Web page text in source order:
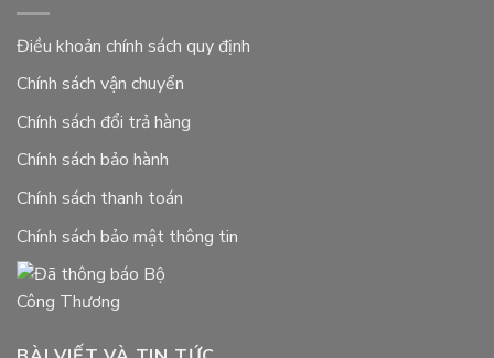
Điều khoản chính sách quy định
Chính sách vận chuyển
Chính sách đổi trả hàng
Chính sách bảo hành
Chính sách thanh toán
Chính sách bảo mật thông tin